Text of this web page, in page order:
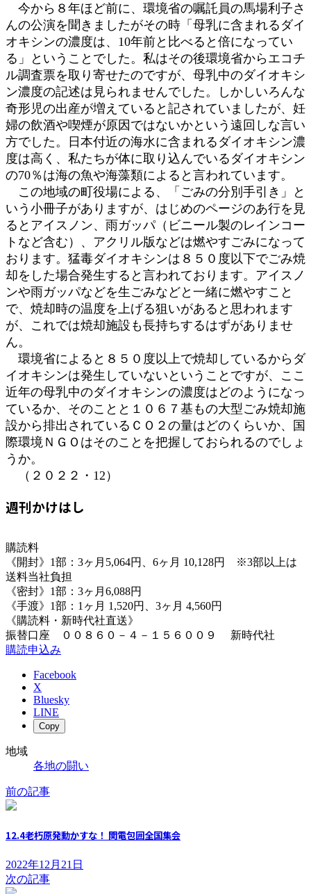
今から８年ほど前に、環境省の嘱託員の馬場利子さ
んの公演を聞きましたがその時「母乳に含まれるダイ
オキシンの濃度は、10年前と比べると倍になってい
る」ということでした。私はその後環境省からエコチ
ル調査票を取り寄せたのですが、母乳中のダイオキシ
ン濃度の記述は見られませんでした。しかしいろんな
奇形児の出産が増えていると記されていましたが、妊
婦の飲酒や喫煙が原因ではないかという遠回しな言い
方でした。日本付近の海水に含まれるダイオキシン濃
度は高く、私たちが体に取り込んでいるダイオキシン
の70％は海の魚や海藻類によると言われています。
この地域の町役場による、「ごみの分別手引き」と
いう小冊子がありますが、はじめのページのあ行を見
るとアイスノン、雨ガッパ（ビニール製のレインコー
トなど含む）、アクリル版などは燃やすごみになって
おります。猛毒ダイオキシンは８５０度以下でごみ焼
却をした場合発生すると言われております。アイスノ
ンや雨ガッパなどを生ごみなどと一緒に燃やすこと
で、焼却時の温度を上げる狙いがあると思われます
が、これでは焼却施設も長持ちするはずがありませ
ん。
環境省によると８５０度以上で焼却しているからダ
イオキシンは発生していないということですが、ここ
近年の母乳中のダイオキシンの濃度はどのようになっ
ているか、そのことと１０６７基もの大型ごみ焼却施
設から排出されているＣＯ２の量はどのくらいか、国
際環境ＮＧＯはそのことを把握しておられるのでしょ
うか。
（２０２２・12）
週刊かけはし
購読料
《開封》1部：3ヶ月5,064円、6ヶ月 10,128円 ※3部以上は
送料当社負担
《密封》1部：3ヶ月6,088円
《手渡》1部：1ヶ月 1,520円、3ヶ月 4,560円
《購読料・新時代社直送》
振替口座 ００８６０－４－１５６００９ 新時代社
購読申込み
Facebook
X
Bluesky
LINE
Copy
地域
各地の闘い
前の記事
12.4老朽原発動かすな！ 関電包囲全国集会
2022年12月21日
次の記事